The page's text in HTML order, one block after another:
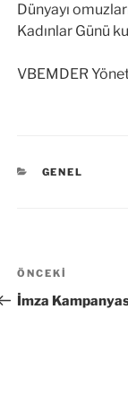
Dünyayı
Kadınlar Günü
VBEMDER
KATEGORILER
GENEL
Yazı
gezinmesi
Önceki
Yazı
ÖNCEKI
İmza